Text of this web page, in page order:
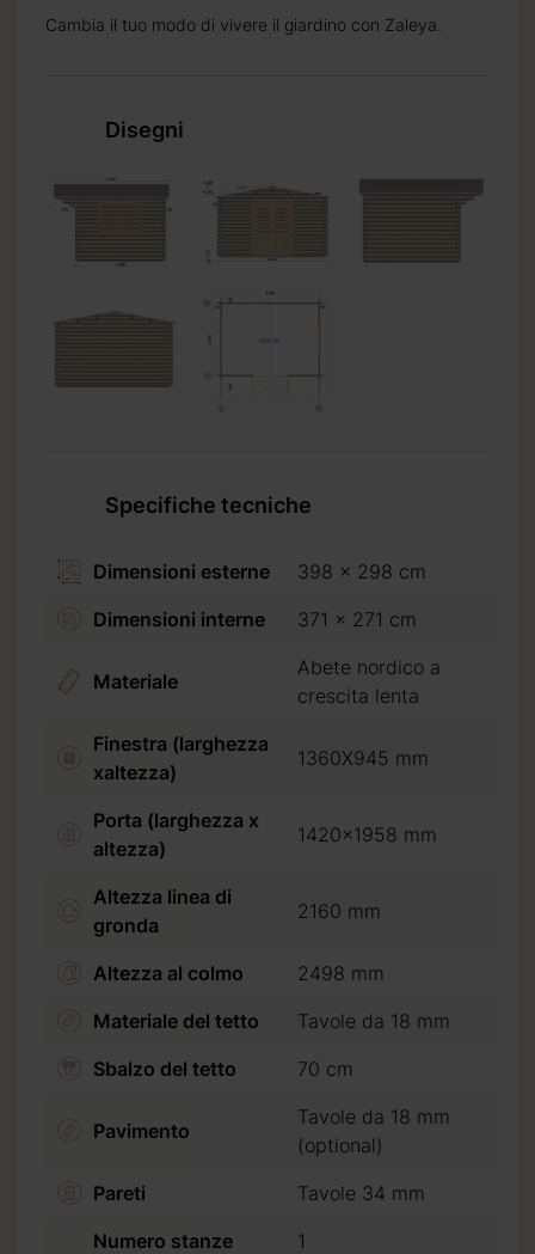
Cambia il tuo modo di vivere il giardino con Zaleya.
Disegni
Specifiche tecniche
Dimensioni esterne
398 x 298 cm
Dimensioni interne
371 x 271 cm
Materiale
Abete nordico a
crescita lenta
Finestra (larghezza
xaltezza)
1360X945 mm
Porta (larghezza x
altezza)
1420x1958 mm
Altezza linea di
gronda
2160 mm
Altezza al colmo
2498 mm
Materiale del tetto
Tavole da 18 mm
Sbalzo del tetto
70 cm
Pavimento
Tavole da 18 mm
(optional)
Pareti
Tavole 34 mm
Numero stanze
1